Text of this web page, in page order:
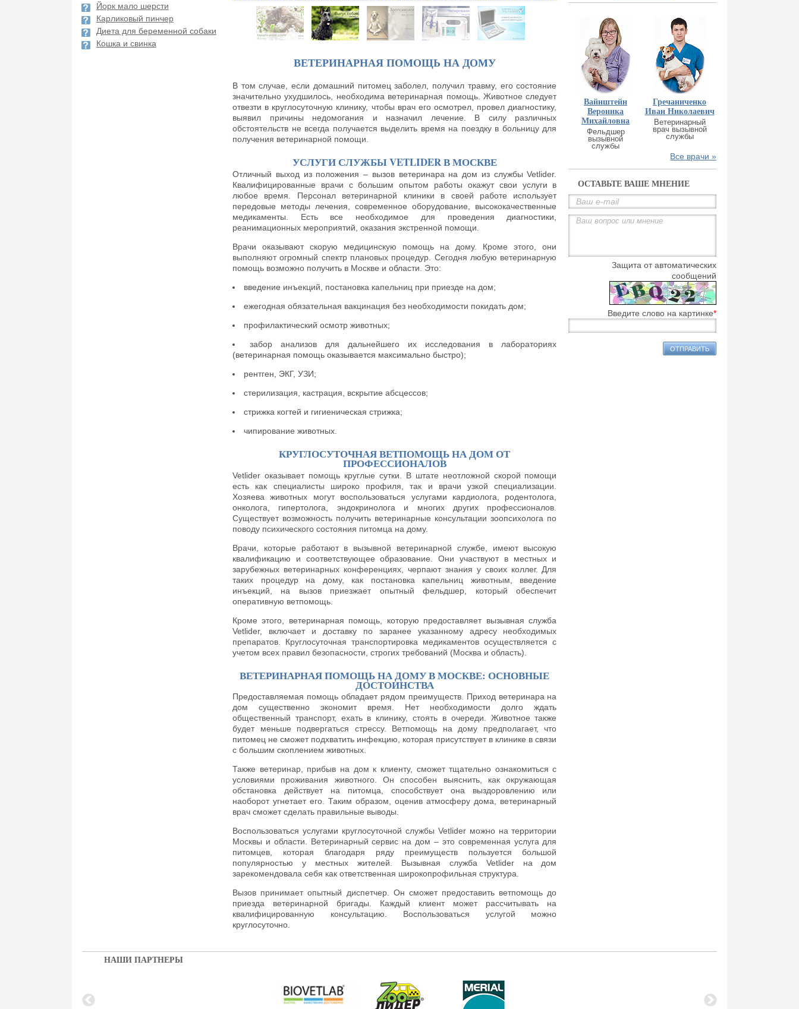
ВЕТЕРИНАРНАЯ ПОМОЩЬ НА ДОМУ
В том случае, если домашний питомец заболел, получил травму, его состояние
значительно ухудшилось, необходима ветеринарная помощь. Животное следует
отвезти в круглосуточную клинику, чтобы врач его осмотрел, провел диагностику,
выявил причины недомогания и назначил лечение. В силу различных
обстоятельств не всегда получается выделить время на поездку в больницу для
получения ветеринарной помощи.
УСЛУГИ СЛУЖБЫ VETLIDER В МОСКВЕ
Отличный выход из положения – вызов ветеринара на дом из службы Vetlider.
Квалифицированные врачи с большим опытом работы окажут свои услуги в
любое время. Персонал ветеринарной клиники в своей работе использует
передовые методы лечения, современное оборудование, высококачественные
медикаменты. Есть все необходимое для проведения диагностики,
реанимационных мероприятий, оказания экстренной помощи.
Врачи оказывают скорую медицинскую помощь на дому. Кроме этого, они
выполняют огромный спектр плановых процедур. Сегодня любую ветеринарную
помощь возможно получить в Москве и области. Это:
введение инъекций, постановка капельниц при приезде на дом;
ежегодная обязательная вакцинация без необходимости покидать дом;
профилактический осмотр животных;
забор анализов для дальнейшего их исследования в лабораториях
(ветеринарная помощь оказывается максимально быстро);
рентген, ЭКГ, УЗИ;
стерилизация, кастрация, вскрытие абсцессов;
стрижка когтей и гигиеническая стрижка;
чипирование животных.
КРУГЛОСУТОЧНАЯ ВЕТПОМОЩЬ НА ДОМ ОТ
ПРОФЕССИОНАЛОВ
Vetlider оказывает помощь круглые сутки. В штате неотложной скорой помощи
есть как специалисты широко профиля, так и врачи узкой специализации.
Хозяева животных могут воспользоваться услугами кардиолога, родентолога,
онколога, гипертолога, эндокринолога и многих других профессионалов.
Существует возможность получить ветеринарные консультации зоопсихолога по
поводу психического состояния питомца на дому.
Врачи, которые работают в вызывной ветеринарной службе, имеют высокую
квалификацию и соответствующее образование. Они участвуют в местных и
зарубежных ветеринарных конференциях, черпают знания у своих коллег. Для
таких процедур на дому, как постановка капельниц животным, введение
инъекций, на вызов приезжает опытный фельдшер, который обеспечит
оперативную ветпомощь.
Кроме этого, ветеринарная помощь, которую предоставляет вызывная служба
Vetlider, включает и доставку по заранее указанному адресу необходимых
препаратов. Круглосуточная транспортировка медикаментов осуществляется с
учетом всех правил безопасности, строгих требований (Москва и область).
ВЕТЕРИНАРНАЯ ПОМОЩЬ НА ДОМУ В МОСКВЕ: ОСНОВНЫЕ
ДОСТОИНСТВА
Предоставляемая помощь обладает рядом преимуществ. Приход ветеринара на
дом существенно экономит время. Нет необходимости долго ждать
общественный транспорт, ехать в клинику, стоять в очереди. Животное также
будет меньше подвергаться стрессу. Ветпомощь на дому предполагает, что
питомец не сможет подхватить инфекцию, которая присутствует в клинике в связи
с большим скоплением животных.
Также ветеринар, прибыв на дом к клиенту, сможет тщательно ознакомиться с
условиями проживания животного. Он способен выяснить, как окружающая
обстановка действует на питомца, способствует она выздоровлению или
наоборот угнетает его. Таким образом, оценив атмосферу дома, ветеринарный
врач сможет сделать правильные выводы.
Воспользоваться услугами круглосуточной службы Vetlider можно на территории
Москвы и области. Ветеринарный сервис на дом – это современная услуга для
питомцев, которая благодаря ряду преимуществ пользуется большой
популярностью у местных жителей. Вызывная служба Vetlider на дом
зарекомендовала себя как ответственная широкопрофильная структура.
Вызов принимает опытный диспетчер. Он сможет предоставить ветпомощь до
приезда ветеринарной бригады. Каждый клиент может рассчитывать на
квалифицированную консультацию. Воспользоваться услугой можно
круглосуточно.
Йорк мало шерсти
Карликовый пинчер
Диета для беременной собаки
Кошка и свинка
Вайнштейн
Вероника
Михайловна
Фельдшер
вызывной
службы
Гречаниченко
Иван Николаевич
Ветеринарный
врач вызывной
службы
Все врачи »
ОСТАВЬТЕ ВАШЕ МНЕНИЕ
Защита от автоматических
сообщений
Введите слово на картинке*
НАШИ ПАРТНЕРЫ